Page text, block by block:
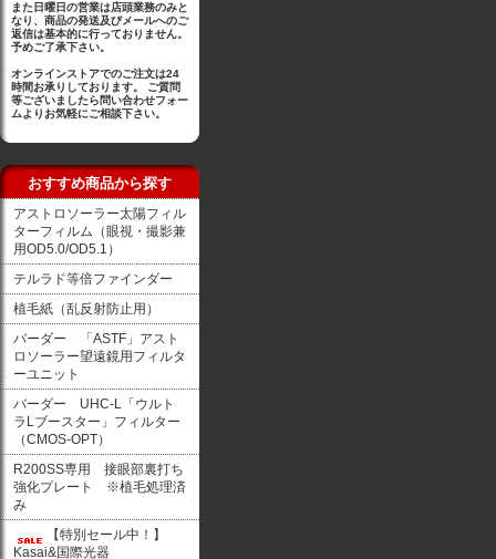
また日曜日の営業は店頭業務のみと
なり、商品の発送及びメールへのご
返信は基本的に行っておりません。
予めご了承下さい。
オンラインストアでのご注文は24
時間お承りしております。 ご質問
等ございましたら問い合わせフォー
ムよりお気軽にご相談下さい。
おすすめ商品から探す
アストロソーラー太陽フィル
ターフィルム（眼視・撮影兼
用OD5.0/OD5.1）
テルラド等倍ファインダー
植毛紙（乱反射防止用）
バーダー 「ASTF」アスト
ロソーラー望遠鏡用フィルタ
ーユニット
バーダー UHC-L「ウルト
ラLブースター」フィルター
（CMOS-OPT）
R200SS専用 接眼部裏打ち
強化プレート ※植毛処理済
み
【特別セール中！】
Kasai&国際光器